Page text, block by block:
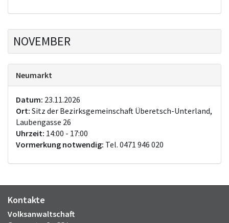
NOVEMBER
Neumarkt
Datum: 23.11.2026
Ort: Sitz der Bezirksgemeinschaft Überetsch-Unterland,
Laubengasse 26
Uhrzeit: 14:00 - 17:00
Vormerkung notwendig: Tel. 0471 946 020
Kontakte
Volksanwaltschaft